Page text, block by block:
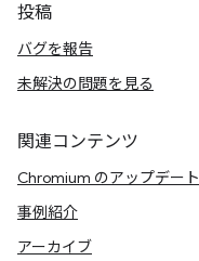
投稿
バグを報告
未解決の問題を見る
関連コンテンツ
Chromium のアップデート
事例紹介
アーカイブ